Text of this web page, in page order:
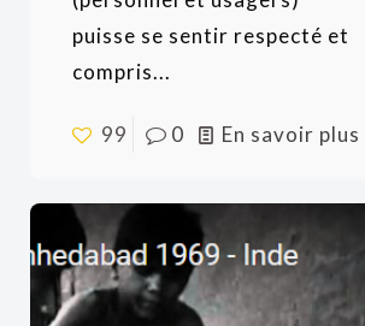
puisse se sentir respecté et
compris...
99 0 En savoir plus